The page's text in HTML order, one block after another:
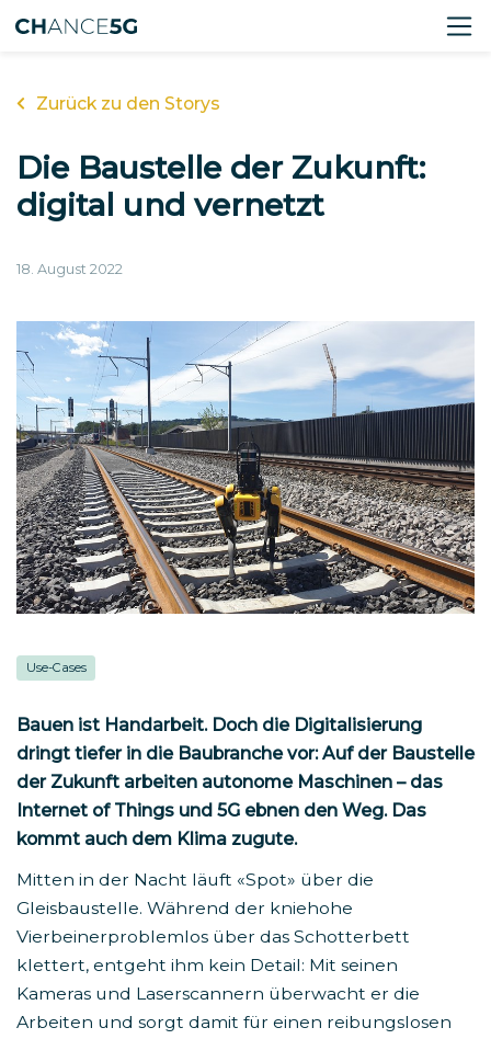
Zurück zu den Storys
Die Baustelle der Zukunft:
digital und vernetzt
18. August 2022
Use-Cases
Bauen ist Handarbeit. Doch die Digitalisierung
dringt tiefer in die Baubranche vor: Auf der Baustelle
der Zukunft arbeiten autonome Maschinen – das
Internet of Things und 5G ebnen den Weg. Das
kommt auch dem Klima zugute.
Mitten in der Nacht läuft «Spot» über die
Gleisbaustelle. Während der kniehohe
Vierbeinerproblemlos über das Schotterbett
klettert, entgeht ihm kein Detail: Mit seinen
Kameras und Laserscannern überwacht er die
Arbeiten und sorgt damit für einen reibungslosen